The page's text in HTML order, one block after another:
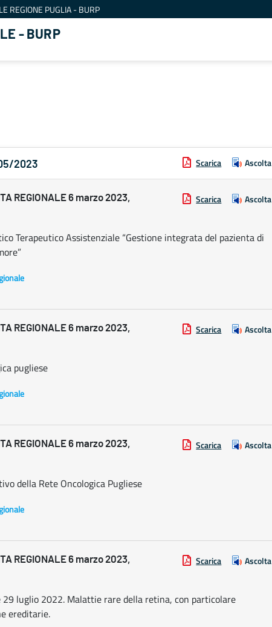
REGIONE PUGLIA - BURP
- BURP
2023 Scarica Ascolta
REGIONALE 6 marzo 2023,
Scarica Ascolta
Terapeutico Assistenziale “Gestione integrata del pazienta di
REGIONALE 6 marzo 2023,
Scarica Ascolta
pugliese
REGIONALE 6 marzo 2023,
Scarica Ascolta
della Rete Oncologica Pugliese
REGIONALE 6 marzo 2023,
Scarica Ascolta
luglio 2022. Malattie rare della retina, con particolare
ereditarie.